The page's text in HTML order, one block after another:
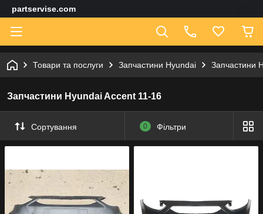
partservise.com
Товари та послуги Запчастини Hyundai Запчастини
Запчастини Hyundai Accent 11-16
Сортування 0 Фільтри